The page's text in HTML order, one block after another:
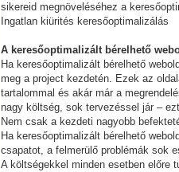
sikereid megnöveléséhez a
Ingatlan kiürités keresőoptimalizálás
A keresőoptimalizált bérelhető
Ha keresőoptimalizált bérelhető
meg a project kezdetén. Ezek az
tartalommal és akár már a
nagy költség, sok tervezéssel jár –
Nem csak a kezdeti nagyobb
Ha keresőoptimalizált bérelhető
csapatot, a felmerülő problémák sok
A költségekkel minden esetben előre